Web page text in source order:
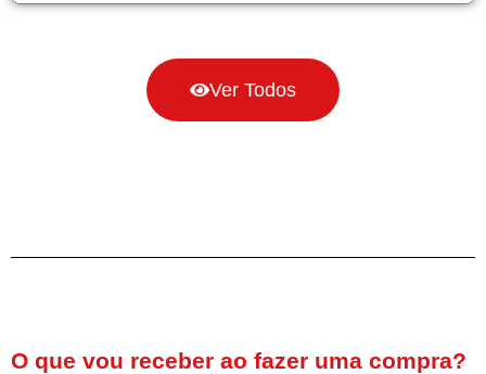
Ver Todos
O que vou receber ao fazer uma compra?